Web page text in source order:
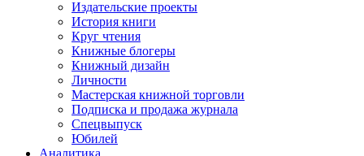
Издательские проекты
История книги
Круг чтения
Книжные блогеры
Книжный дизайн
Личности
Мастерская книжной торговли
Подписка и продажа журнала
Спецвыпуск
Юбилей
Аналитика